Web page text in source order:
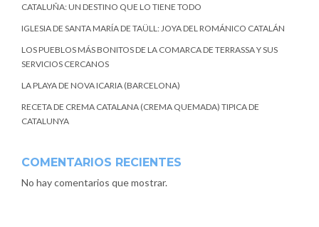
CATALUÑA: UN DESTINO QUE LO TIENE TODO
IGLESIA DE SANTA MARÍA DE TAÜLL: JOYA DEL ROMÁNICO CATALÁN
LOS PUEBLOS MÁS BONITOS DE LA COMARCA DE TERRASSA Y SUS
SERVICIOS CERCANOS
LA PLAYA DE NOVA ICARIA (BARCELONA)
RECETA DE CREMA CATALANA (CREMA QUEMADA) TIPICA DE
CATALUNYA
COMENTARIOS RECIENTES
No hay comentarios que mostrar.